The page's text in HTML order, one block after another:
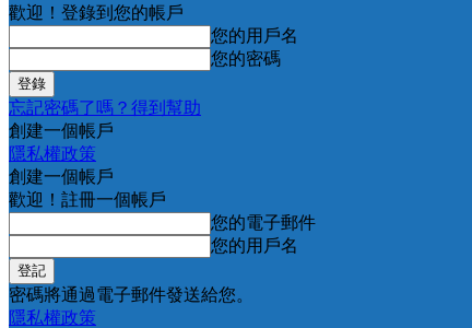
歡迎！登錄到您的帳戶
您的用戶名
您的密碼
忘記密碼了嗎？得到幫助
創建一個帳戶
隱私權政策
創建一個帳戶
歡迎！註冊一個帳戶
您的電子郵件
您的用戶名
密碼將通過電子郵件發送給您。
隱私權政策